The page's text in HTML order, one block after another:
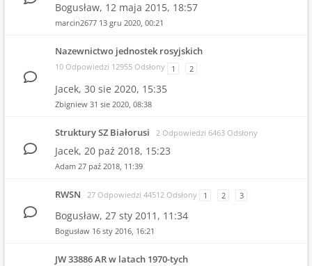
Bogusław, 12 maja 2015, 18:57
marcin2677 13 gru 2020, 00:21
Nazewnictwo jednostek rosyjskich
10 Odpowiedzi 12955 Odsłony 1 2
Jacek, 30 sie 2020, 15:35
Zbigniew 31 sie 2020, 08:38
Struktury SZ Białorusi 2 Odpowiedzi 6463 Odsłony
Jacek, 20 paź 2018, 15:23
Adam 27 paź 2018, 11:39
RWSN 27 Odpowiedzi 44512 Odsłony 1 2 3
Bogusław, 27 sty 2011, 11:34
Bogusław 16 sty 2016, 16:21
JW 33886 AR w latach 1970-tych